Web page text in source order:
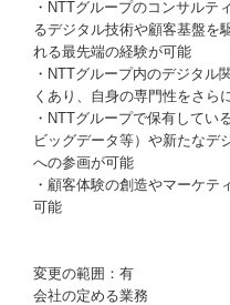
・NTTグループのコンサルテ
るデジタル技術や顧客基盤を
れる最先端の経験が可能
・NTTグループ内のデジタル
くあり、自身の専門性をさら
・NTTグループで保有してい
ビッグデータ等）や新たなデ
への参画が可能
・顧客体験の創造やマーケテ
可能
変更の範囲：有
会社の定める業務